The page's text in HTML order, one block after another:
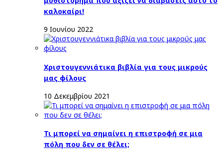
καλοκαίρι!
9 Ιουνίου 2022
Χριστουγεννιάτικα βιβλία για τους μικρούς
μας φίλους
10 Δεκεμβρίου 2021
Τι μπορεί να σημαίνει η επιστροφή σε μια
πόλη που δεν σε θέλει;